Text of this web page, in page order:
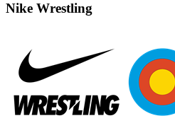
Nike Wrestling